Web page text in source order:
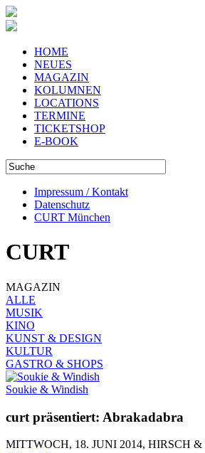
HOME
NEUES
MAGAZIN
KOLUMNEN
LOCATIONS
TERMINE
TICKETSHOP
E-BOOK
Impressum / Kontakt
Datenschutz
CURT München
CURT
MAGAZIN
ALLE
MUSIK
KINO
KUNST & DESIGN
KULTUR
GASTRO & SHOPS
Soukie & Windish
curt präsentiert: Abrakadabra
MITTWOCH, 18. JUNI 2014, HIRSCH